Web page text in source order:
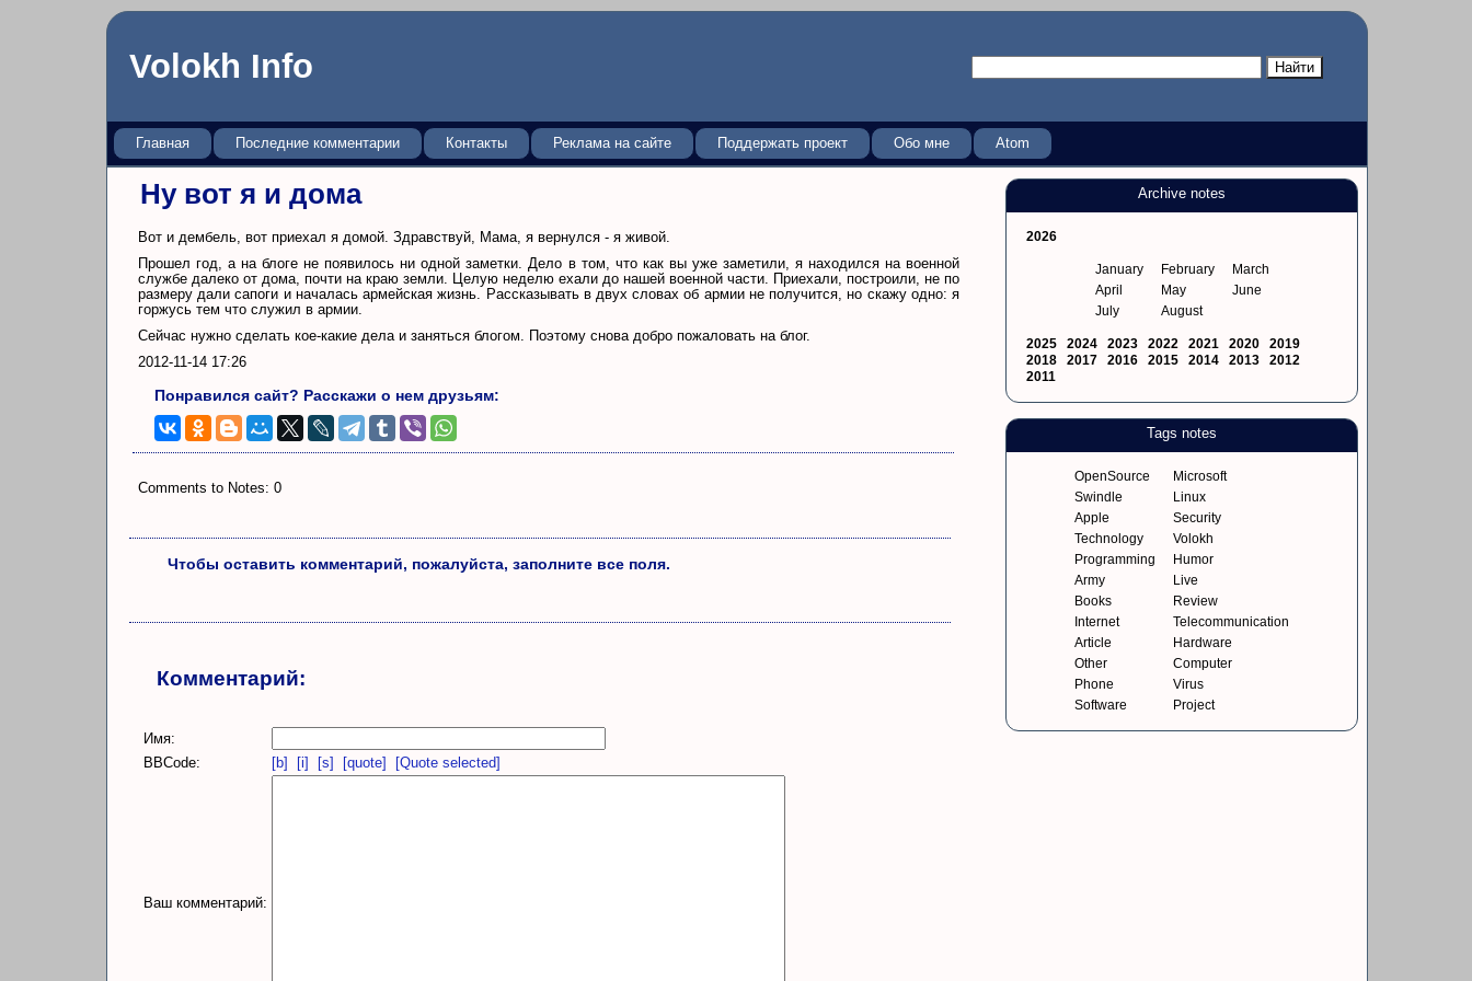
Volokh Info
Главная Последние комментарии Контакты Реклама на сайте Поддержать проект Обо мне Atom
Ну вот я и дома
Вот и дембель, вот приехал я домой. Здравствуй, Мама, я вернулся - я живой.
Прошел год, а на блоге не появилось ни одной заметки. Дело в том, что как вы уже заметили, я находился на военной
службе далеко от дома, почти на краю земли. Целую неделю ехали до нашей военной части. Приехали, построили, не по
размеру дали сапоги и началась армейская жизнь. Рассказывать в двух словах об армии не получится, но скажу одно: я
горжусь тем что служил в армии.
Сейчас нужно сделать кое-какие дела и заняться блогом. Поэтому снова добро пожаловать на блог.
2012-11-14 17:26
Понравился сайт? Расскажи о нем друзьям:
Comments to Notes: 0
Чтобы оставить комментарий, пожалуйста, заполните все поля.
Комментарий:
Имя:
BBCode:
[b] [i] [s] [quote] [Quote selected]
Ваш комментарий:
Archive notes
2026
January February
March
April
May
June
July
August
2025 2024 2023 2022 2021 2020
2019
2018
2017 2016 2015 2014 2013
2012
2011
Tags notes
OpenSource
Microsoft
Swindle
Linux
Apple
Security
Technology
Volokh
Programming
Humor
Army
Live
Books
Review
Internet
Telecommunication
Article
Hardware
Other
Computer
Phone
Virus
Software
Project